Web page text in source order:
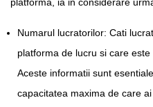
platforma, ia in considerare
Numarul lucratorilor: Cati
platforma de lucru si care
Aceste informatii sunt
capacitatea maxima de care